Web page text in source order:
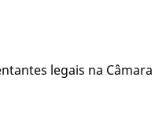
legais na